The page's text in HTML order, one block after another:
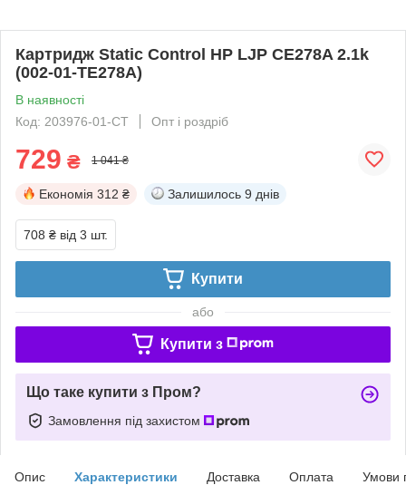
Картридж Static Control HP LJP CE278A 2.1k
(002-01-TE278A)
В наявності
Код: 203976-01-СТ
Опт і роздріб
729 ₴ 1 041 ₴
Економія 312 ₴ Залишилось 9 днів
708 ₴ від 3 шт.
Купити
або
Купити з
Що таке купити з Пром?
Замовлення під захистом
Опис Характеристики Доставка Оплата Умови